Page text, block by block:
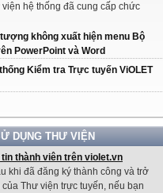
hệ thống đã cung cấp chức
không xuất hiện menu Bộ
PowerPoint và Word
Kiểm tra Trực tuyến ViOLET
DỤNG THƯ VIỆN
thành viên trên violet.vn
khi đã đăng ký thành công và trở
Thư viện trực tuyến, nếu bạn